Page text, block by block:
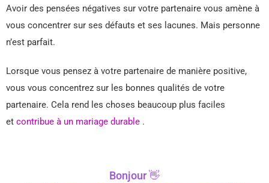
Avoir des pensées négatives sur votre partenaire vous amène à
vous concentrer sur ses défauts et ses lacunes. Mais personne
n’est parfait.
Lorsque vous pensez à votre partenaire de manière positive,
vous vous concentrez sur les bonnes qualités de votre
partenaire. Cela rend les choses beaucoup plus faciles
et contribue à un mariage durable .
Bonjour 👋